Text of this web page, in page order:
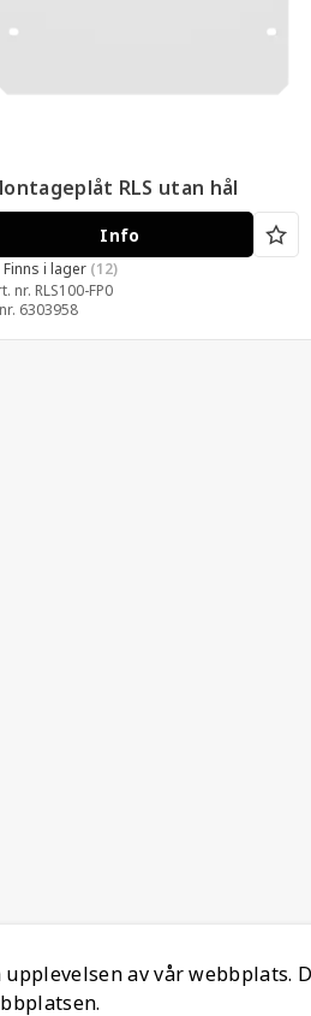
RLS utan hål
Info
Finns i lager (12)
nr. RLS100-FP0
6303958
av vår webbplats.